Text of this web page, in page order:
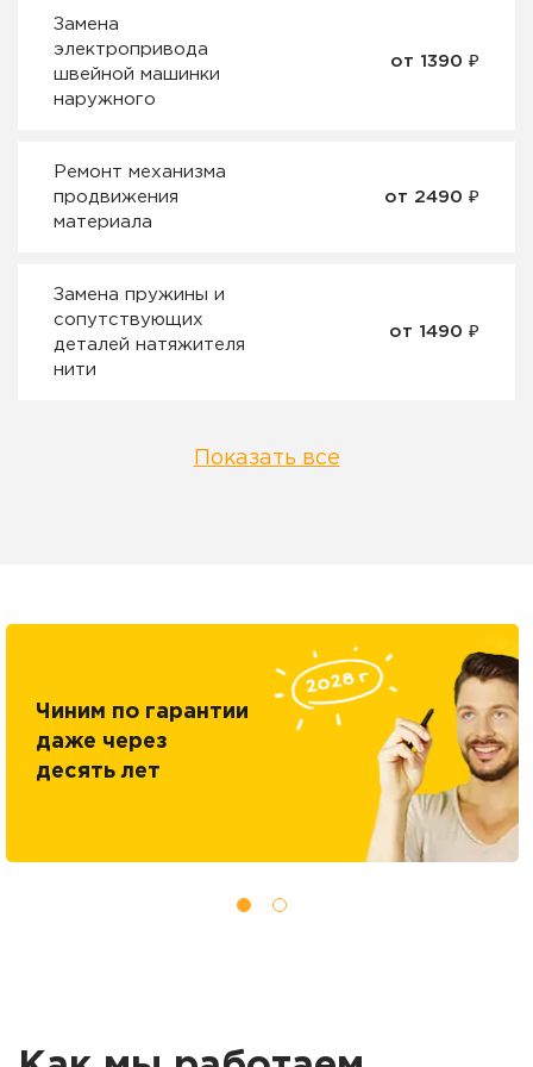
Замена
электропривода
швейной машинки
наружного
от 1390 ₽
Ремонт механизма
продвижения
материала
от 2490 ₽
Замена пружины и
сопутствующих
деталей натяжителя
нити
от 1490 ₽
Показать все
Чиним по гарантии
даже через
десять лет